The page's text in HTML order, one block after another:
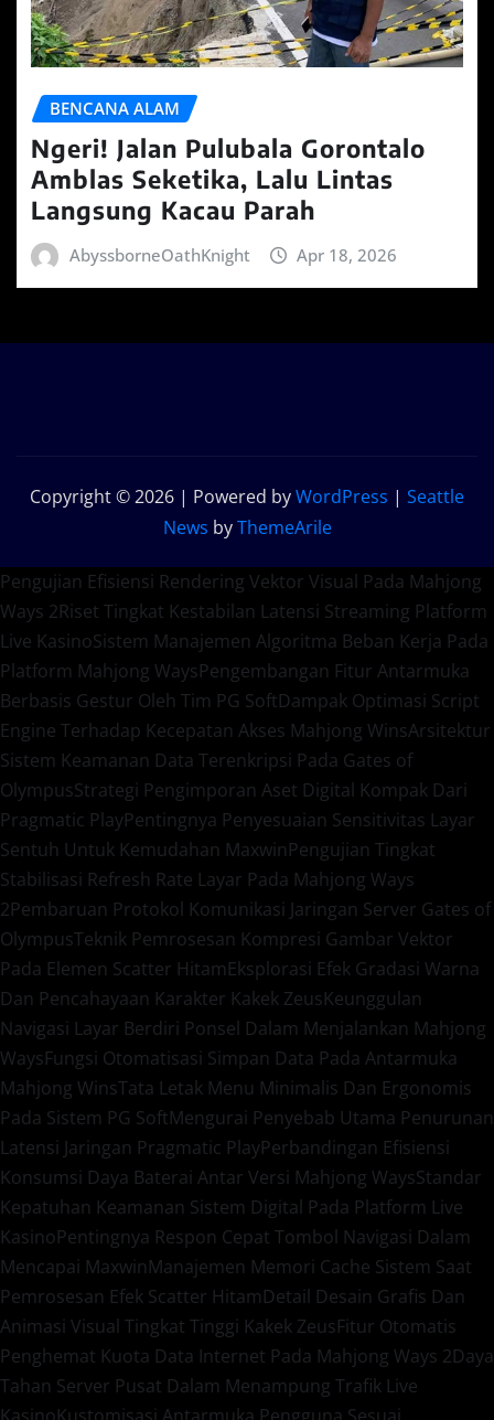
BENCANA ALAM
Ngeri! Jalan Pulubala Gorontalo
Amblas Seketika, Lalu Lintas
Langsung Kacau Parah
AbyssborneOathKnight Apr 18, 2026
Copyright © 2026 | Powered byWordPress | Seattle
News byThemeArile
Pengujian Efisiensi Rendering Vektor Visual Pada Mahjong
Ways 2Riset Tingkat Kestabilan Latensi Streaming Platform
Live KasinoSistem Manajemen Algoritma Beban Kerja Pada
Platform Mahjong WaysPengembangan Fitur Antarmuka
Berbasis Gestur Oleh Tim PG SoftDampak Optimasi Script
Engine Terhadap Kecepatan Akses Mahjong WinsArsitektur
Sistem Keamanan Data Terenkripsi Pada Gates of
OlympusStrategi Pengimporan Aset Digital Kompak Dari
Pragmatic PlayPentingnya Penyesuaian Sensitivitas Layar
Sentuh Untuk Kemudahan MaxwinPengujian Tingkat
Stabilisasi Refresh Rate Layar Pada Mahjong Ways
2Pembaruan Protokol Komunikasi Jaringan Server Gates of
OlympusTeknik Pemrosesan Kompresi Gambar Vektor
Pada Elemen Scatter HitamEksplorasi Efek Gradasi Warna
Dan Pencahayaan Karakter Kakek ZeusKeunggulan
Navigasi Layar Berdiri Ponsel Dalam Menjalankan Mahjong
WaysFungsi Otomatisasi Simpan Data Pada Antarmuka
Mahjong WinsTata Letak Menu Minimalis Dan Ergonomis
Pada Sistem PG SoftMengurai Penyebab Utama Penurunan
Latensi Jaringan Pragmatic PlayPerbandingan Efisiensi
Konsumsi Daya Baterai Antar Versi Mahjong WaysStandar
Kepatuhan Keamanan Sistem Digital Pada Platform Live
KasinoPentingnya Respon Cepat Tombol Navigasi Dalam
Mencapai MaxwinManajemen Memori Cache Sistem Saat
Pemrosesan Efek Scatter HitamDetail Desain Grafis Dan
Animasi Visual Tingkat Tinggi Kakek ZeusFitur Otomatis
Penghemat Kuota Data Internet Pada Mahjong Ways 2Daya
Tahan Server Pusat Dalam Menampung Trafik Live